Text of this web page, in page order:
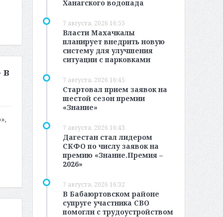
в
Ханагского водопада
7 августа, 2026 16:55
Власти Махачкалы
планирует внедрить новую
систему для улучшения
ситуации с парковками
7 августа, 2026 16:45
Стартовал прием заявок на
шестой сезон премии
«Знание»
7 августа, 2026 16:43
Дагестан стал лидером
СКФО по числу заявок на
премию «Знание.Премия –
2026»
7 августа, 2026 16:32
В Бабаюртовском районе
супруге участника СВО
помогли с трудоустройством